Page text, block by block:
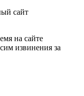
сайт
на сайте
извинения за